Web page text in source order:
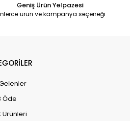
Geniş Ürün Yelpazesi
ürün ve kampanya seçeneği
Öde
Ürünleri